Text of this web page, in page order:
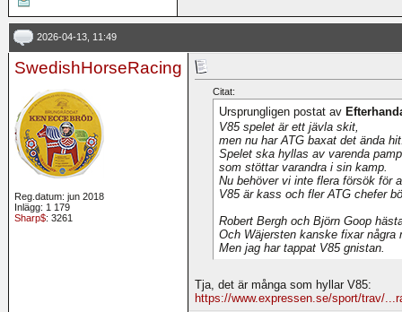
2026-04-13, 11:49
SwedishHorseRacing
Reg.datum: jun 2018
Inlägg: 1 179
Sharp$: 3261
Citat:
Ursprungligen postat av
V85 spelet är ett jävla skit,
men nu har ATG baxat det ända
Spelet ska hyllas av varenda
som stöttar varandra i sin kamp.
Nu behöver vi inte flera försök för
V85 är kass och fler ATG chefer
Robert Bergh och Björn Goop
Och Wäjersten kanske fixar några
Men jag har tappat V85 gnistan.
Tja, det är många som hyllar V85:
https://www.expressen.se/sport/trav/